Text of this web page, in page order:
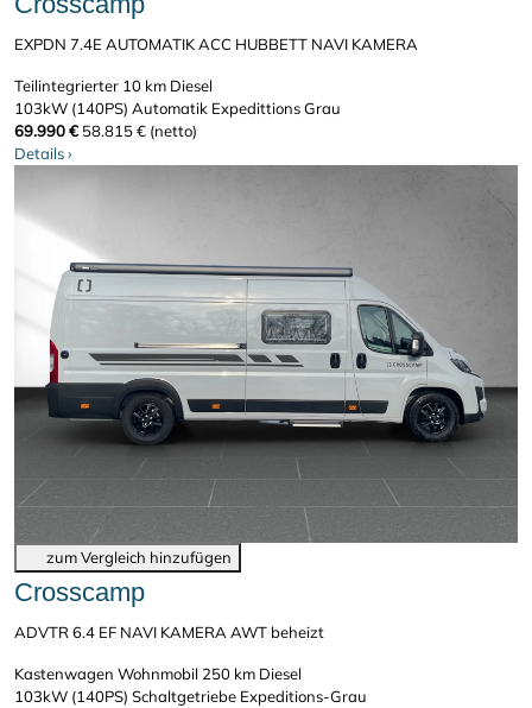
EXPDN 7.4E AUTOMATIK ACC HUBBETT NAVI KAMERA
Teilintegrierter 10 km Diesel
103kW (140PS) Automatik Expedittions Grau
69.990 € 58.815 € (netto)
Details›
zum Vergleich hinzufügen
Crosscamp
ADVTR 6.4 EF NAVI KAMERA AWT beheizt
Kastenwagen Wohnmobil 250 km Diesel
103kW (140PS) Schaltgetriebe Expeditions-Grau